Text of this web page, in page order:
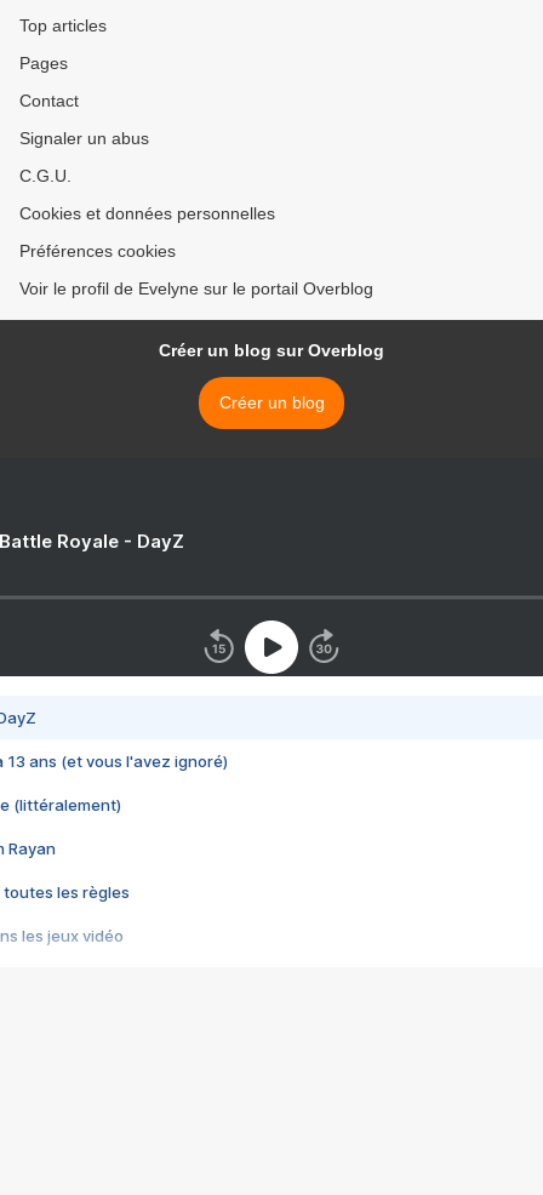
Top articles
Pages
Contact
Signaler un abus
C.G.U.
Cookies et données personnelles
Préférences cookies
Voir le profil de Evelyne sur le portail Overblog
Créer un blog sur Overblog
Créer un blog
Royale - DayZ
13 ans (et vous l'avez ignoré)
(littéralement)
Rayan
toutes les règles
les jeux vidéo